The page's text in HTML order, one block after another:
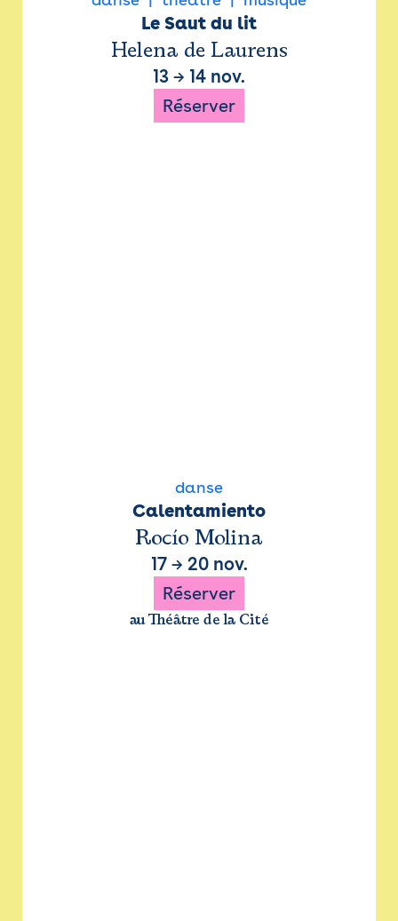
Le Saut du lit
Helena de Laurens
13 → 14 nov.
Réserver
danse
Calentamiento
Rocío Molina
17→ 20 nov.
Réserver
au Théâtre de la Cité